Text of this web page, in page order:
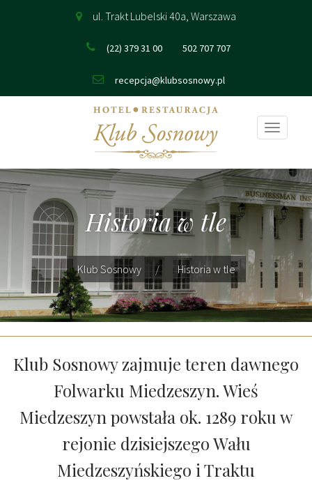
ul. Trakt Lubelski 40a, Warszawa
(22) 379 31 00 502 707 707
recepcja@klubsosnowy.pl
Pokaż
Historia w tle
Klub Sosnowy Historia w tle
Klub Sosnowy zajmuje teren dawnego
Folwarku Miedzeszyn. Wieś
Miedzeszyn powstała ok. 1289 roku w
rejonie dzisiejszego Wału
Miedzeszyńskiego i Traktu